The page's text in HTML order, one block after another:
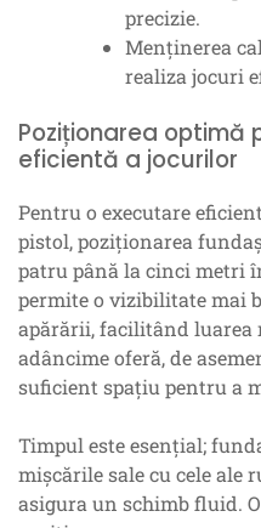
precizie.
Menținerea
realiza jocuri
Poziționarea optimă
eficientă a jocurilor
Pentru o executare
pistol, poziționarea
patru până la cinci metri
permite o vizibilitate mai
apărării, facilitând luarea
adâncime oferă, de
suficient spațiu pentru a
Timpul este esențial;
mișcările sale cu cele ale
asigura un schimb fluid.